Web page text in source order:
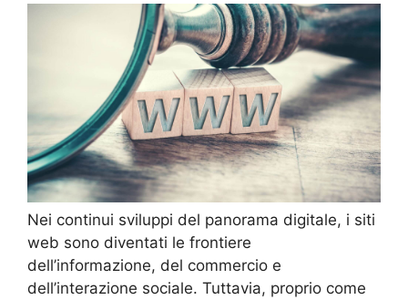
Nei continui sviluppi del panorama digitale, i siti
web sono diventati le frontiere
dell’informazione, del commercio e
dell’interazione sociale. Tuttavia, proprio come